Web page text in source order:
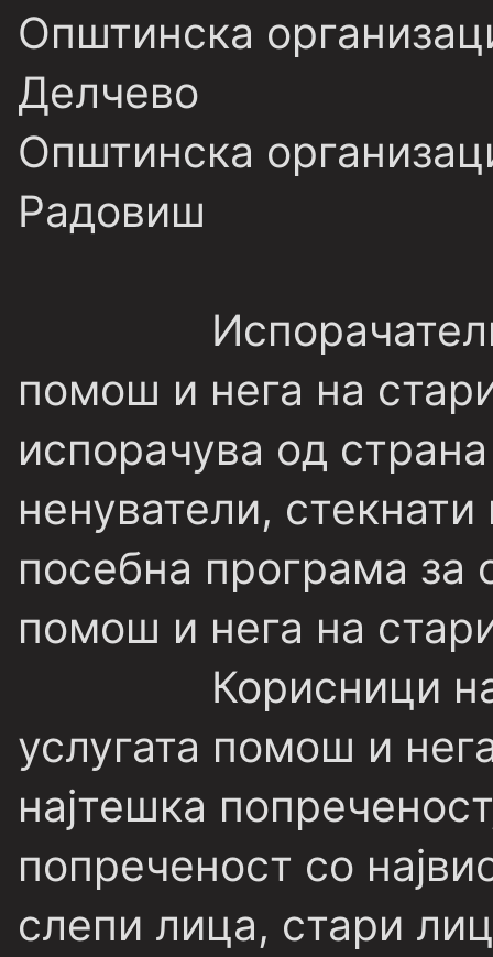
Општинска
Делчево
Општинска
Радовиш
помош и нега на
испорачува од
ненуватели,
посебна програма за
помош и нега на
Корисници
услугата помош и
најтешка
попреченост со
слепи лица, стари